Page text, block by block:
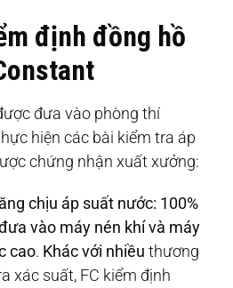
định đồng hồ
đưa vào phòng thí
hiện các bài kiểm tra áp
chứng nhận xuất xưởng:
chịu áp suất nước: 100%
vào máy nén khí và máy
cao. Khác với nhiều thương
xác suất, FC kiểm định